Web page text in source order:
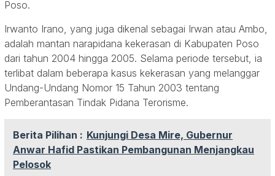
Poso.
Irwanto Irano, yang juga dikenal sebagai Irwan atau Ambo,
adalah mantan narapidana kekerasan di Kabupaten Poso
dari tahun 2004 hingga 2005. Selama periode tersebut, ia
terlibat dalam beberapa kasus kekerasan yang melanggar
Undang-Undang Nomor 15 Tahun 2003 tentang
Pemberantasan Tindak Pidana Terorisme.
Berita Pilihan : Kunjungi Desa Mire, Gubernur
Anwar Hafid Pastikan Pembangunan Menjangkau
Pelosok